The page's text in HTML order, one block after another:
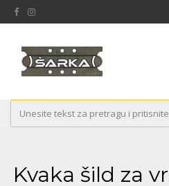
Kvaka šild za